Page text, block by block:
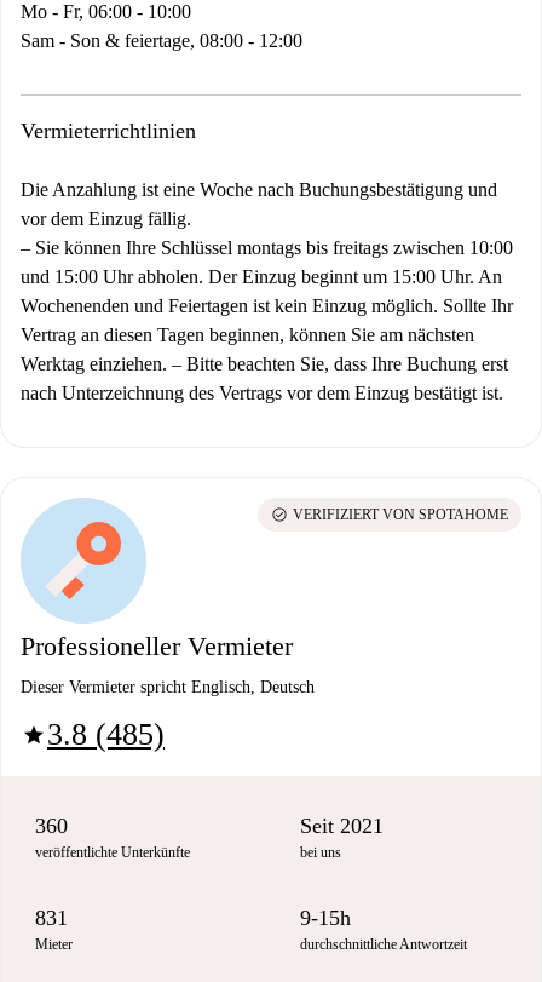
Mo - Fr, 06:00 - 10:00
Sam - Son & feiertage, 08:00 - 12:00
Vermieterrichtlinien
Die Anzahlung ist eine Woche nach Buchungsbestätigung und
vor dem Einzug fällig.
– Sie können Ihre Schlüssel montags bis freitags zwischen 10:00
und 15:00 Uhr abholen. Der Einzug beginnt um 15:00 Uhr. An
Wochenenden und Feiertagen ist kein Einzug möglich. Sollte Ihr
Vertrag an diesen Tagen beginnen, können Sie am nächsten
Werktag einziehen. – Bitte beachten Sie, dass Ihre Buchung erst
nach Unterzeichnung des Vertrags vor dem Einzug bestätigt ist.
Professioneller Vermieter
Dieser Vermieter spricht Englisch, Deutsch
star3.8 (485)
check_circle VERIFIZIERT VON SPOTAHOME
360
veröffentlichte Unterkünfte
Seit 2021
bei uns
831
Mieter
9-15h
durchschnittliche Antwortzeit